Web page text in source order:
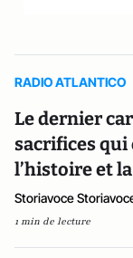
RADIO ATLANTICO
Le dernier
sacrifices
l’histoire et
Storiavoce
1 min de lecture